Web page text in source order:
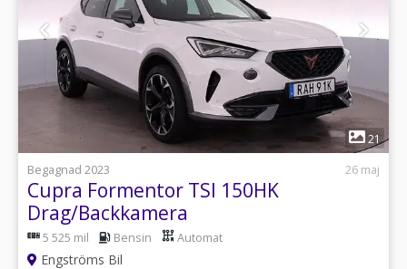
21
Begagnad 2023
26 maj
Cupra Formentor TSI 150HK
Drag/Backkamera
5 525 mil Bensin Automat
Engströms Bil